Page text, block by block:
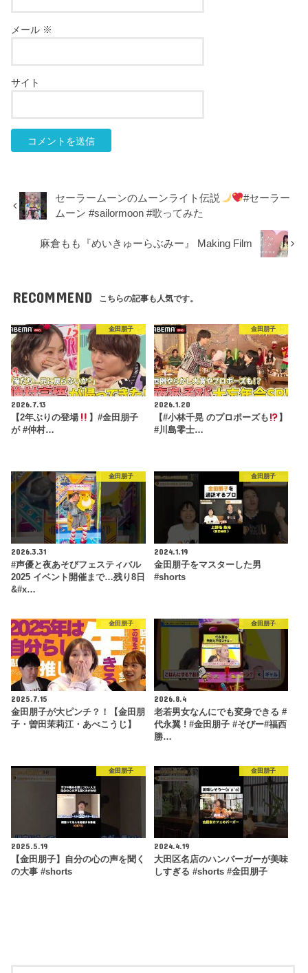
メール ※
サイト
セーラームーンのムーンライト伝説
#セーラー
ムーン #sailormoon #歌ってみた
麻倉もも『めいきゅーらぶみー』 Making Film
RECOMMEND こちらの記事も人気です。
金田朋子
2026.7.13
【2年ぶりの登場
】#金田朋子
が #仲村…
金田朋子
2026.1.20
【#小林千晃 のプロポーズも
】
#川島零士…
金田朋子
2026.3.31
#声優と夜あそびフェスティバル
2025 イベント開催まで…残り8日
&#x…
金田朋子
2024.1.19
金田朋子をマスターした男
#shorts
金田朋子
2025.7.15
金田朋子が大ピンチ？！【金田朋
子・曽田茉莉江・あべこうじ】
金田朋子
2026.8.4
老若男女なんにでも変身できる #
代永翼 ! #金田朋子 #そびー#福西
勝…
金田朋子
2025.5.19
【金田朋子】自分の心の声を聞く
の大事 #shorts
金田朋子
2024.4.19
大田区名店のハンバーガーが美味
しすぎる #shorts #金田朋子